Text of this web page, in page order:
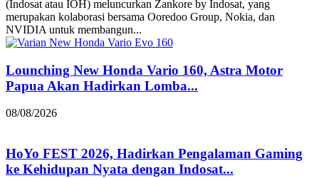
(Indosat atau IOH) meluncurkan Zankore by Indosat, yang
merupakan kolaborasi bersama Ooredoo Group, Nokia, dan
NVIDIA untuk membangun...
Lounching New Honda Vario 160, Astra Motor
Papua Akan Hadirkan Lomba...
08/08/2026
HoYo FEST 2026, Hadirkan Pengalaman Gaming
ke Kehidupan Nyata dengan Indosat...